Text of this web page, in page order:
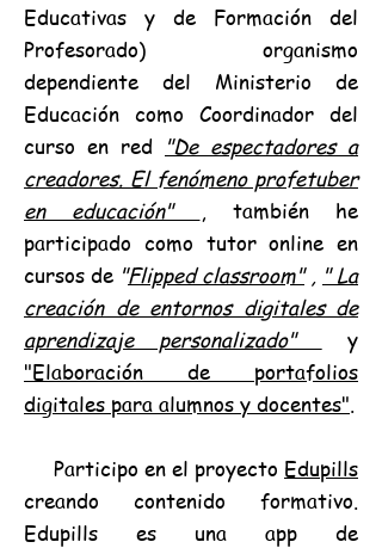
Educativas y de Formación del
Profesorado) organismo
dependiente del Ministerio de
Educación como Coordinador del
curso en red "De espectadores a
creadores. El fenómeno profetuber
en educación"
, también he
participado como tutor online en
cursos de "Flipped classroom", " La
creación de entornos digitales de
aprendizaje personalizado"
y
"Elaboración de portafolios
digitales para alumnos y docentes".
Participo en el proyecto Edupills
creando contenido formativo.
Edupills es una app de